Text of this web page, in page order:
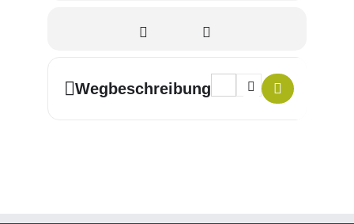
Wegbeschreibung Address - Podcast - Shea
Destination Address -